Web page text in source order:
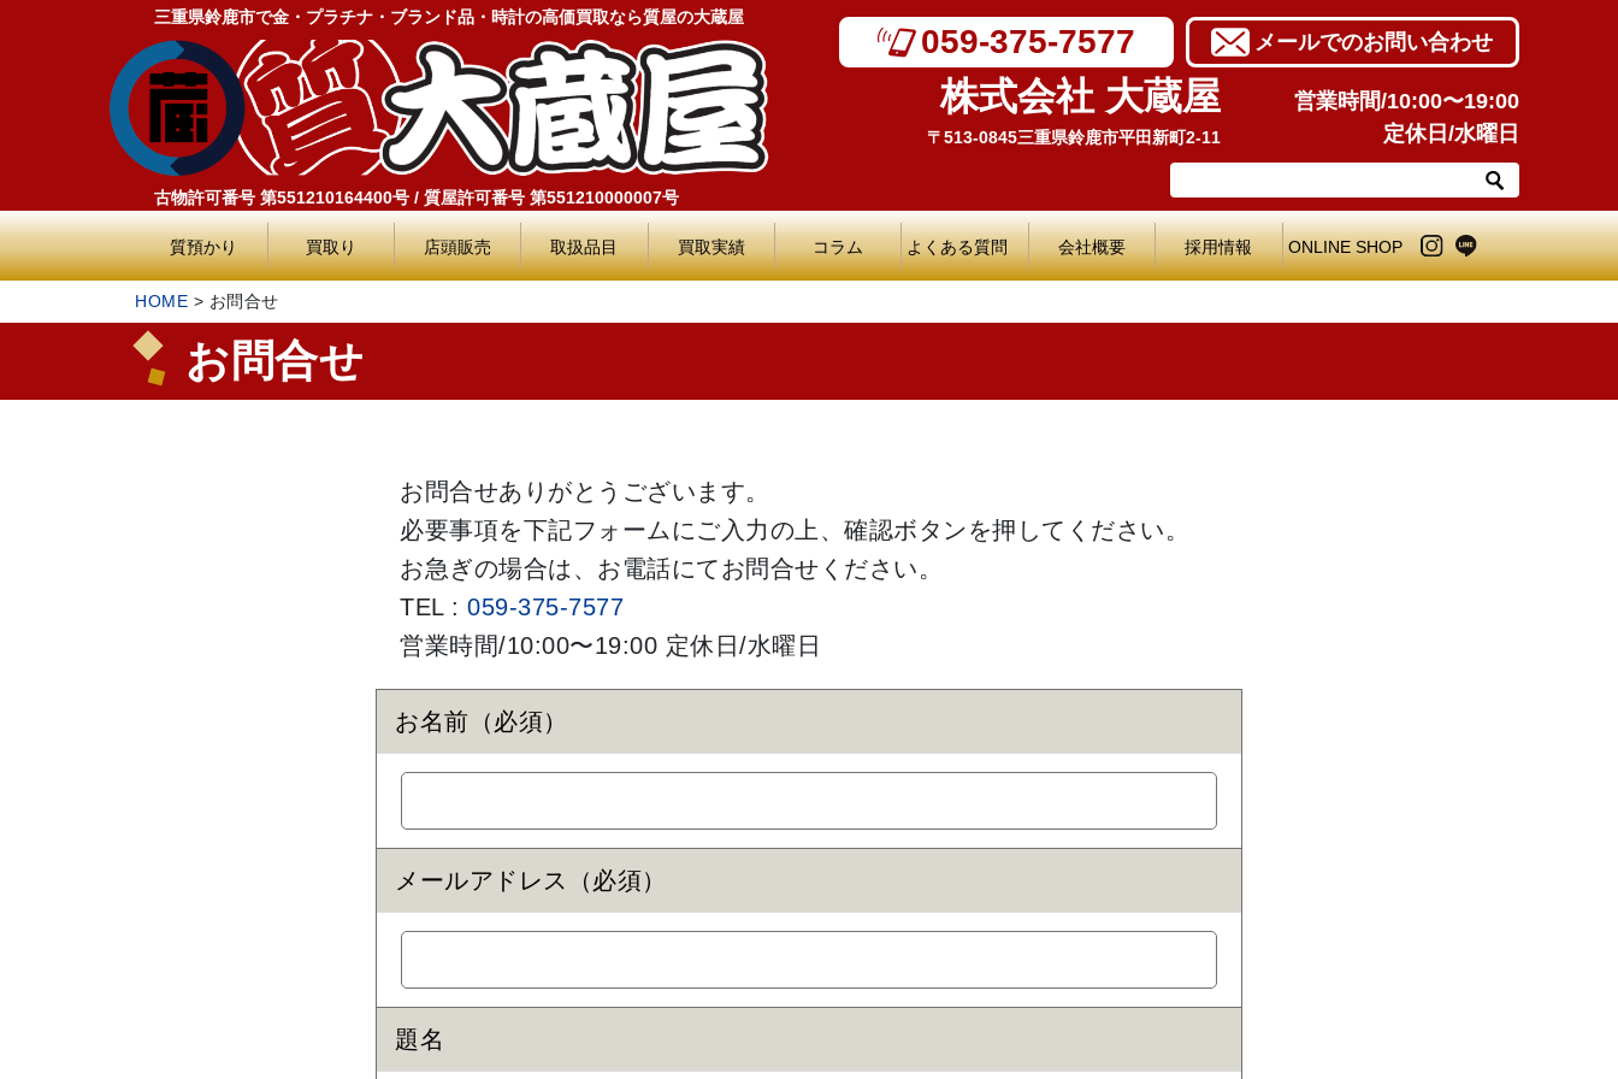
三重県鈴鹿市で金・プラチナ・ブランド品・時計の高価買取なら質屋の大蔵屋
古物許可番号 第551210164400号 / 質屋許可番号 第551210000007号
059-375-7577 メールでのお問い合わせ
株式会社 大蔵屋
〒513-0845三重県鈴鹿市平田新町2-11
営業時間/10:00〜19:00
定休日/水曜日
質預かり 買取り 店頭販売 取扱品目 買取実績 コラム よくある質問 会社概要 採用情報 ONLINE SHOP
HOME > お問合せ
お問合せ
お問合せありがとうございます。
必要事項を下記フォームにご入力の上、確認ボタンを押してください。
お急ぎの場合は、お電話にてお問合せください。
TEL : 059-375-7577
営業時間/10:00〜19:00 定休日/水曜日
お名前（必須）
メールアドレス（必須）
題名